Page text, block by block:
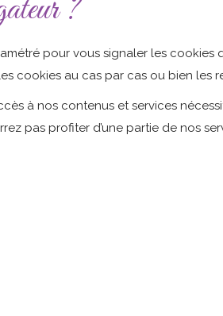
?
pour vous signaler les cookies
cookies au cas par cas ou bien les
à nos contenus et services
pas profiter d’une partie de nos